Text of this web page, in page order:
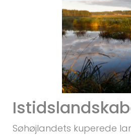
Søhøjlandets kuperede